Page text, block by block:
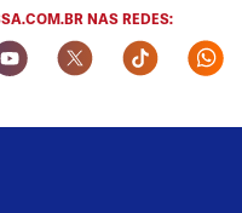
NAS REDES:
Media
Social Media
Youtube Social Media
Twitter Social
Tiktok